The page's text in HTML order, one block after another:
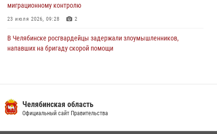
миграционному контролю
23 июля 2026, 09:28 2
В Челябинске росгвардейцы задержали злоумышленников,
напавших на бригаду скорой помощи
13 июля 2026, 03:02 5
Челябинская область
Официальный сайт Правительства